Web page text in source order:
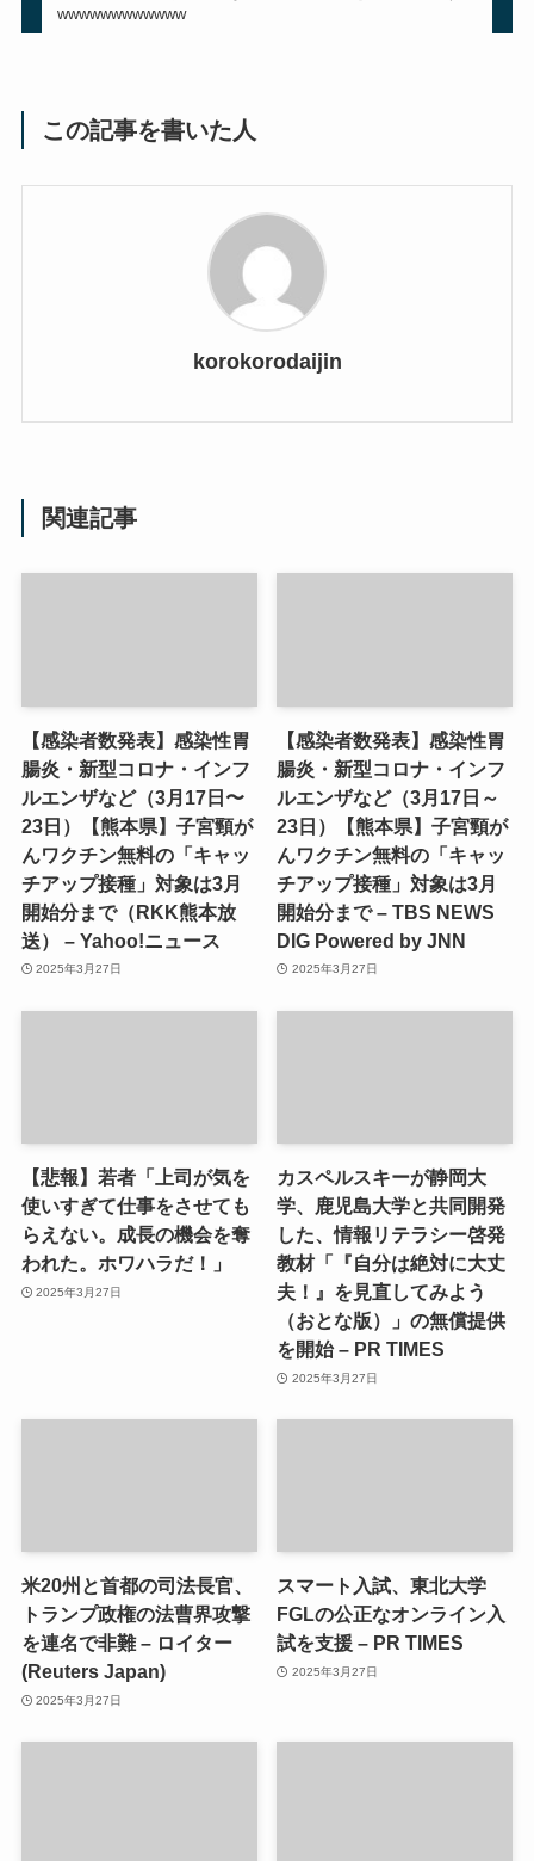
wwwwwwwwwwww
この記事を書いた人
korokorodaijin
関連記事
【感染者数発表】感染性胃
腸炎・新型コロナ・インフ
ルエンザなど（3月17日〜
23日）【熊本県】子宮頸が
んワクチン無料の「キャッ
チアップ接種」対象は3月
開始分まで（RKK熊本放
送） – Yahoo!ニュース
2025年3月27日
【感染者数発表】感染性胃
腸炎・新型コロナ・インフ
ルエンザなど（3月17日～
23日）【熊本県】子宮頸が
んワクチン無料の「キャッ
チアップ接種」対象は3月
開始分まで – TBS NEWS
DIG Powered by JNN
2025年3月27日
【悲報】若者「上司が気を
使いすぎて仕事をさせても
らえない。成長の機会を奪
われた。ホワハラだ！」
2025年3月27日
カスペルスキーが静岡大
学、鹿児島大学と共同開発
した、情報リテラシー啓発
教材「『自分は絶対に大丈
夫！』を見直してみよう
（おとな版）」の無償提供
を開始 – PR TIMES
2025年3月27日
米20州と首都の司法長官、
トランプ政権の法曹界攻撃
を連名で非難 – ロイター
(Reuters Japan)
2025年3月27日
スマート入試、東北大学
FGLの公正なオンライン入
試を支援 – PR TIMES
2025年3月27日